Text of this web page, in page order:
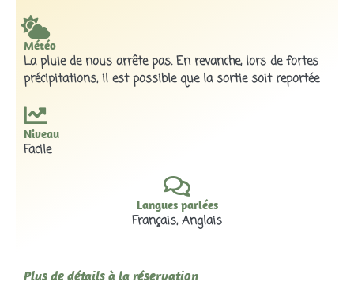
Météo
La pluie de nous arrête pas. En revanche, lors de fortes
précipitations, il est possible que la sortie soit reportée
Niveau
Facile
Langues parlées
Français, Anglais
Plus de détails à la réservation